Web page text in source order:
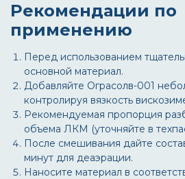
Рекомендации по
применению
Перед использованием
основной материал.
Добавляйте Ограсолв-001
контролируя вязкость
Рекомендуемая пропорция
объема ЛКМ (уточняйте в
После смешивания дайте
минут для деаэрации.
Наносите материал в